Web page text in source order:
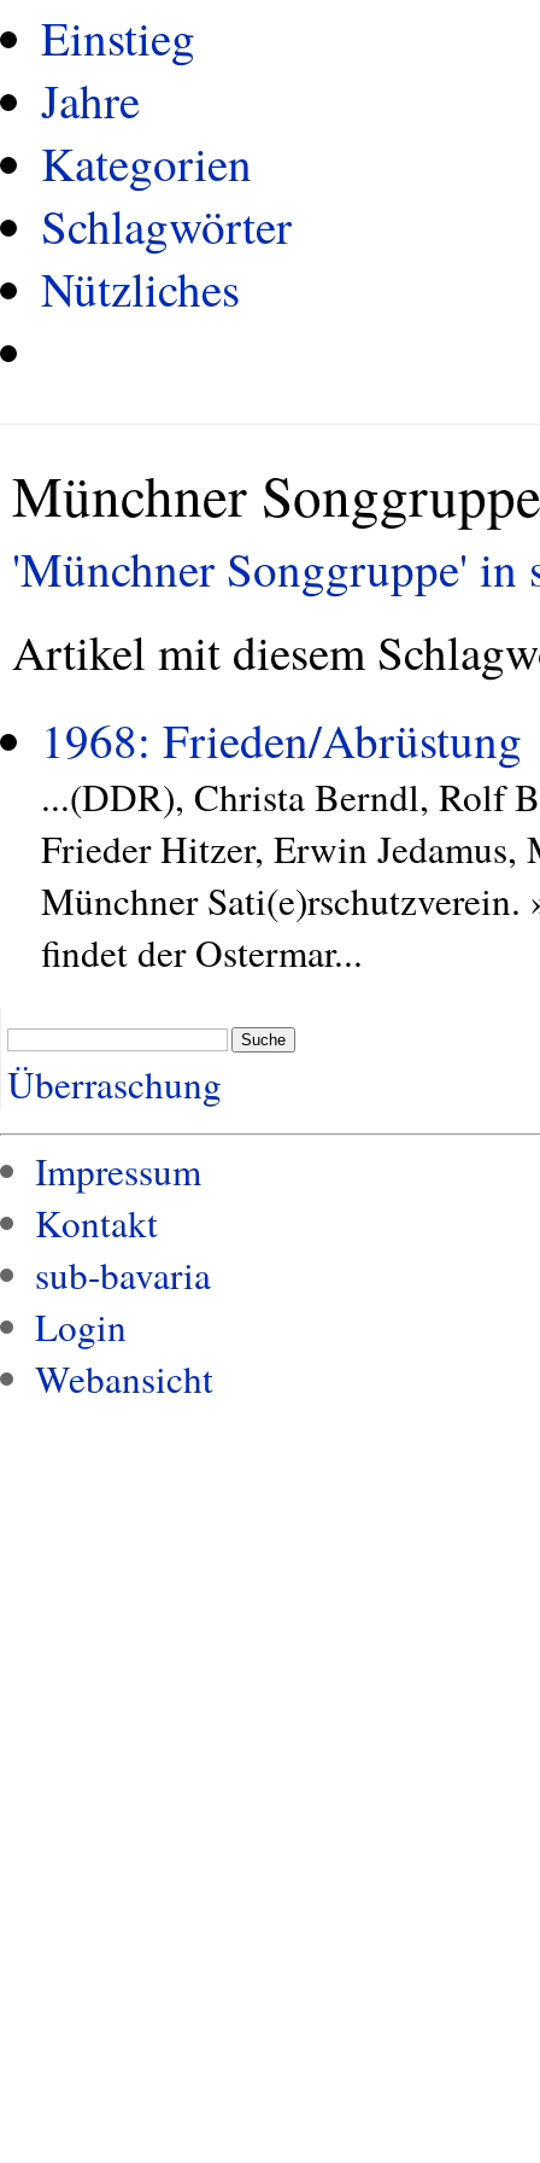
Einstieg
Jahre
Kategorien
Schlagwörter
Nützliches
Münchner Songgruppe
'Münchner Songgruppe' in
Artikel mit diesem
1968: Frieden/Abrüstung
...(DDR), Christa Berndl, Rolf
Frieder Hitzer, Erwin Jedamus,
Münchner
findet der Ostermar...
Suche
Überraschung
Impressum
Kontakt
sub-bavaria
Login
Webansicht